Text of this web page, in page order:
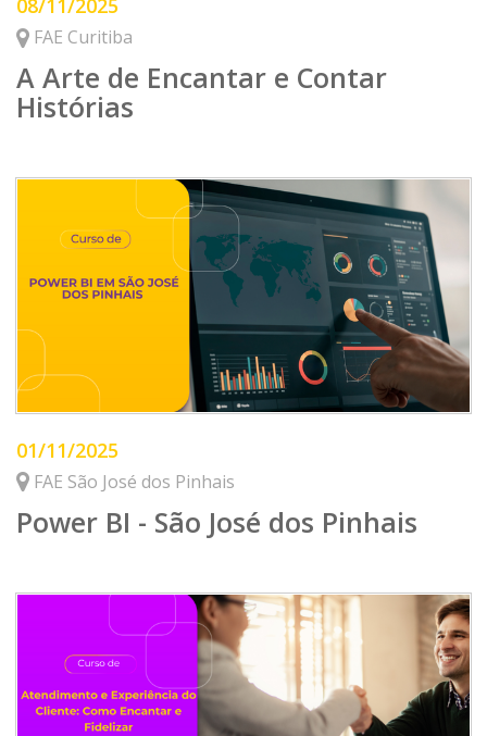
08/11/2025
FAE Curitiba
A Arte de Encantar e Contar
Histórias
01/11/2025
FAE São José dos Pinhais
Power BI - São José dos Pinhais